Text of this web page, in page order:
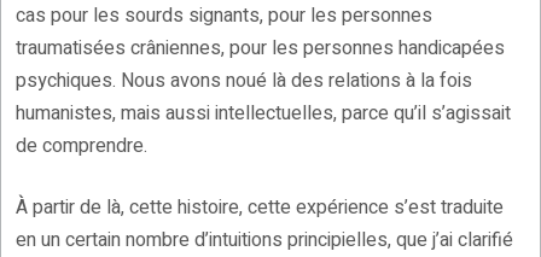
cas pour les sourds signants, pour les personnes
traumatisées crâniennes, pour les personnes handicapées
psychiques. Nous avons noué là des relations à la fois
humanistes, mais aussi intellectuelles, parce qu’il s’agissait
de comprendre.
À partir de là, cette histoire, cette expérience s’est traduite
en un certain nombre d’intuitions principielles, que j’ai clarifié